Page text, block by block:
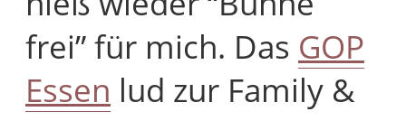
frei” für mich. Das GOP
Essen lud zur Family &